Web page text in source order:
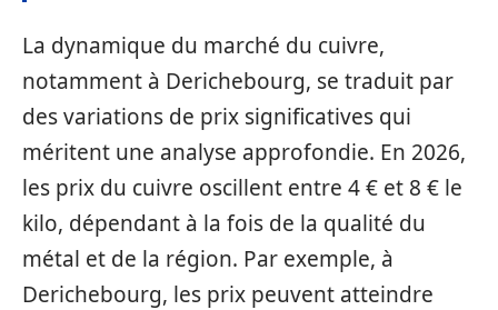
La dynamique du marché du cuivre,
notamment à Derichebourg, se traduit par
des variations de prix significatives qui
méritent une analyse approfondie. En 2026,
les prix du cuivre oscillent entre 4 € et 8 € le
kilo, dépendant à la fois de la qualité du
métal et de la région. Par exemple, à
Derichebourg, les prix peuvent atteindre